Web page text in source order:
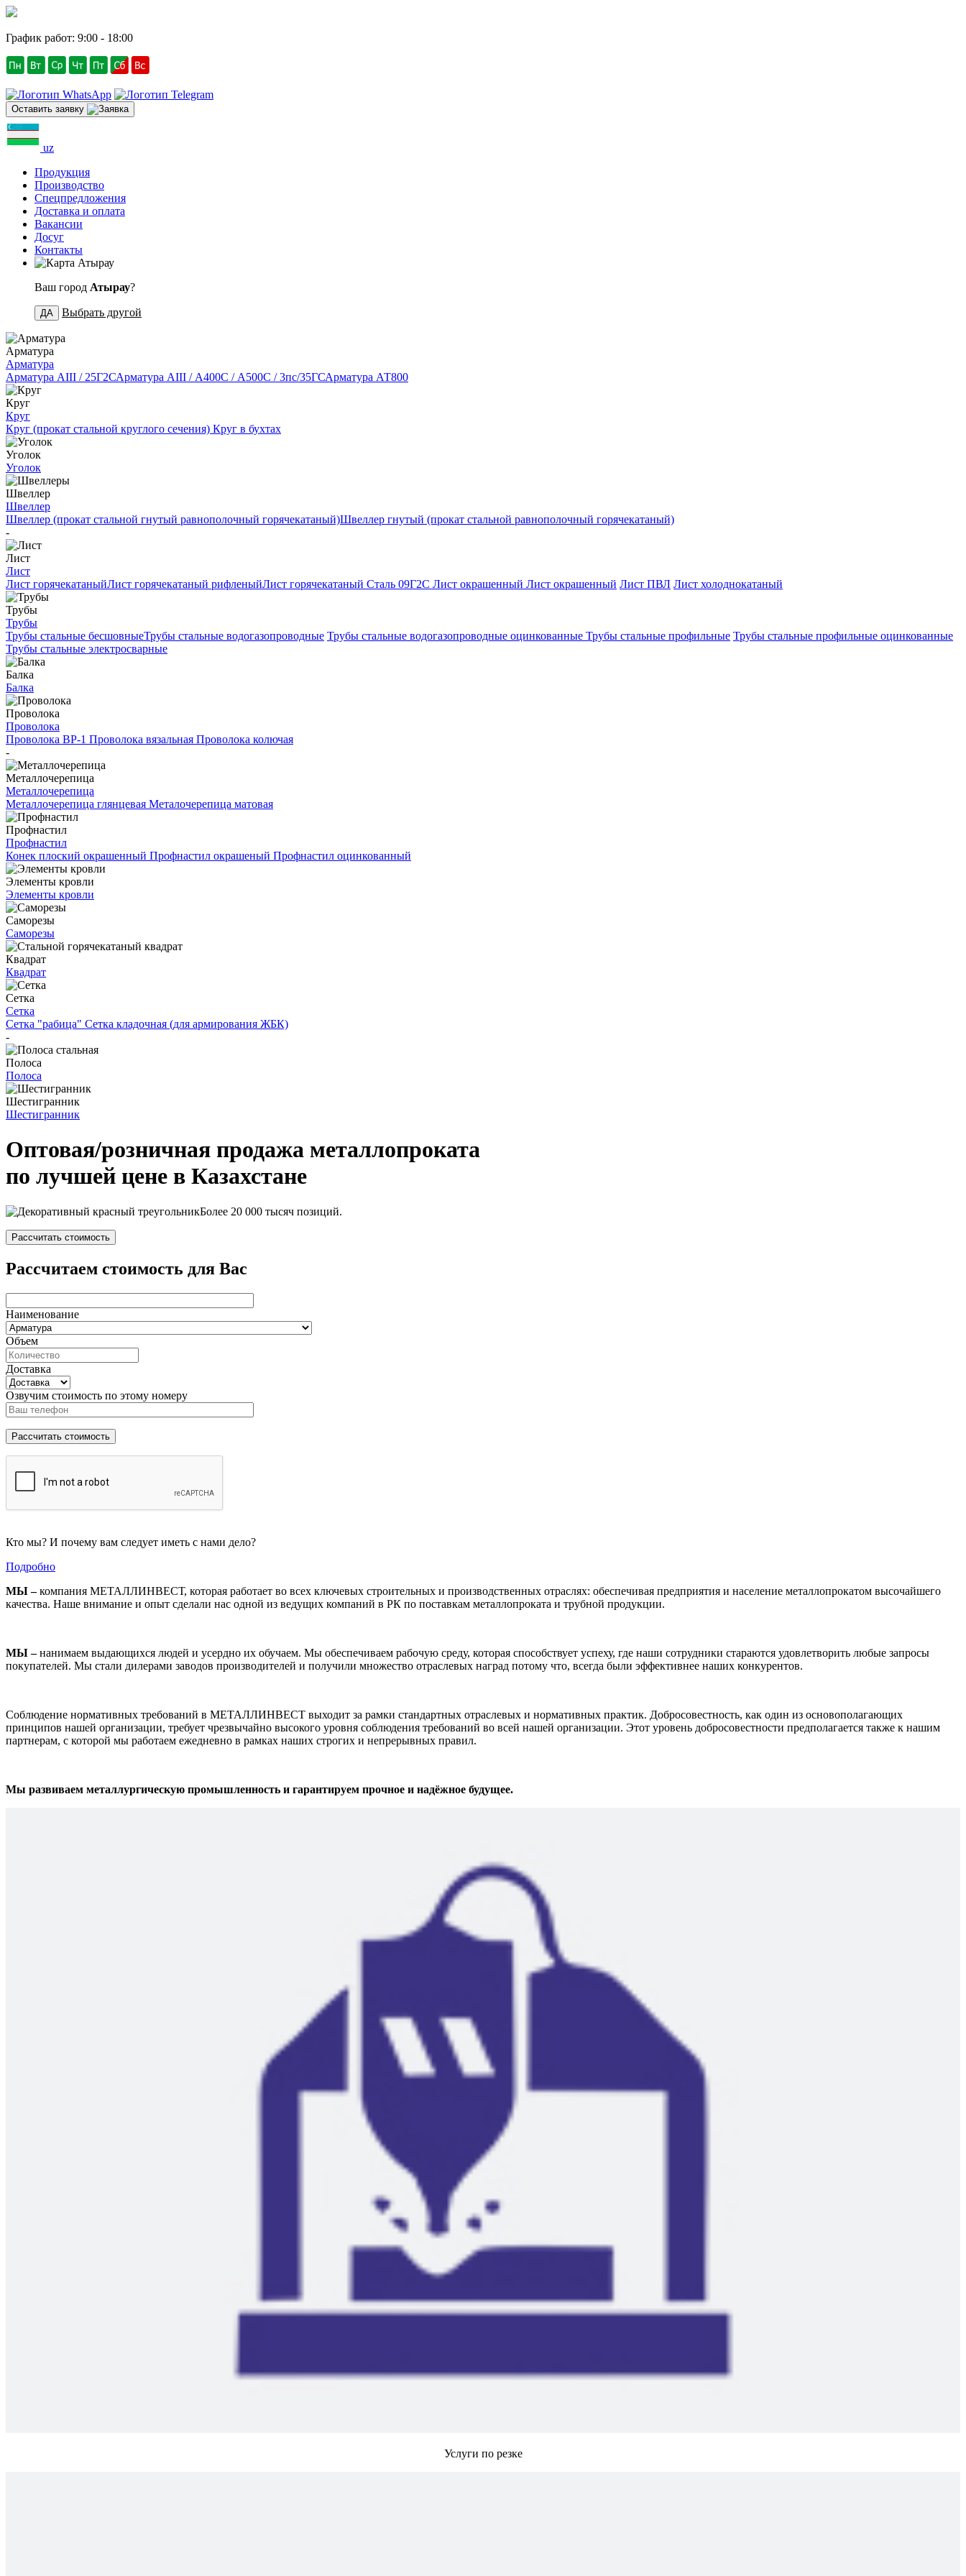
График работ: 9:00 - 18:00
Оставить заявку
uz
Продукция
Производство
Спецпредложения
Доставка и оплата
Вакансии
Досуг
Контакты
Атырау
Ваш город Атырау?
ДА Выбрать другой
Арматура
Арматура
Арматура АIII / 25Г2САрматура АIII / А400С / А500С / 3пс/35ГСАрматура АТ800
Круг
Круг
Круг (прокат стальной круглого сечения) Круг в бухтах
Уголок
Уголок
Швеллер
Швеллер
Швеллер (прокат стальной гнутый равнополочный горячекатаный)Швеллер гнутый (прокат стальной равнополочный горячекатаный)
-
Лист
Лист
Лист горячекатаныйЛист горячекатаный рифленыйЛист горячекатаный Сталь 09Г2С Лист окрашенный Лист окрашенный Лист ПВЛ Лист холоднокатаный
Трубы
Трубы
Трубы стальные бесшовныеТрубы стальные водогазопроводные Трубы стальные водогазопроводные оцинкованные Трубы стальные профильные Трубы стальные профильные оцинкованные
Трубы стальные электросварные
Балка
Балка
Проволока
Проволока
Проволока ВР-1 Проволока вязальная Проволока колючая
-
Металлочерепица
Металлочерепица
Металлочерепица глянцевая Металочерепица матовая
Профнастил
Профнастил
Конек плоский окрашенный Профнастил окрашеный Профнастил оцинкованный
Элементы кровли
Элементы кровли
Саморезы
Саморезы
Квадрат
Квадрат
Сетка
Сетка
Сетка "рабица" Сетка кладочная (для армирования ЖБК)
-
Полоса
Полоса
Шестигранник
Шестигранник
Оптовая/розничная продажа металлопроката
по лучшей цене в Казахстане
Более 20 000 тысяч позиций.
Рассчитать стоимость
Рассчитаем стоимость для Вас
Наименование
Объем
Доставка
Озвучим стоимость по этому номеру
Кто мы? И почему вам следует иметь с нами дело?
Подробно
МЫ –компания МЕТАЛЛИНВЕСТ, которая работает во всех ключевых строительных и производственных отраслях: обеспечивая предприятия и население металлопрокатом высочайшего
качества. Наше внимание и опыт сделали нас одной из ведущих компаний в РК по поставкам металлопроката и трубной продукции.
МЫ –нанимаем выдающихся людей и усердно их обучаем. Мы обеспечиваем рабочую среду, которая способствует успеху, где наши сотрудники стараются удовлетворить любые запросы
покупателей. Мы стали дилерами заводов производителей и получили множество отраслевых наград потому что, всегда были эффективнее наших конкурентов.
Соблюдение нормативных требований в МЕТАЛЛИНВЕСТ выходит за рамки стандартных отраслевых и нормативных практик. Добросовестность, как один из основополагающих
принципов нашей организации, требует чрезвычайно высокого уровня соблюдения требований во всей нашей организации. Этот уровень добросовестности предполагается также к нашим
партнерам, с которой мы работаем ежедневно в рамках наших строгих и непрерывных правил.
Мы развиваем металлургическую промышленность и гарантируем прочное и надёжное будущее.
Услуги по резке